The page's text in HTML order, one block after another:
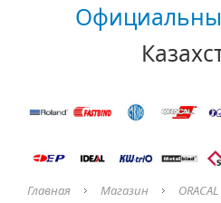
Главная Магазин ORACAL